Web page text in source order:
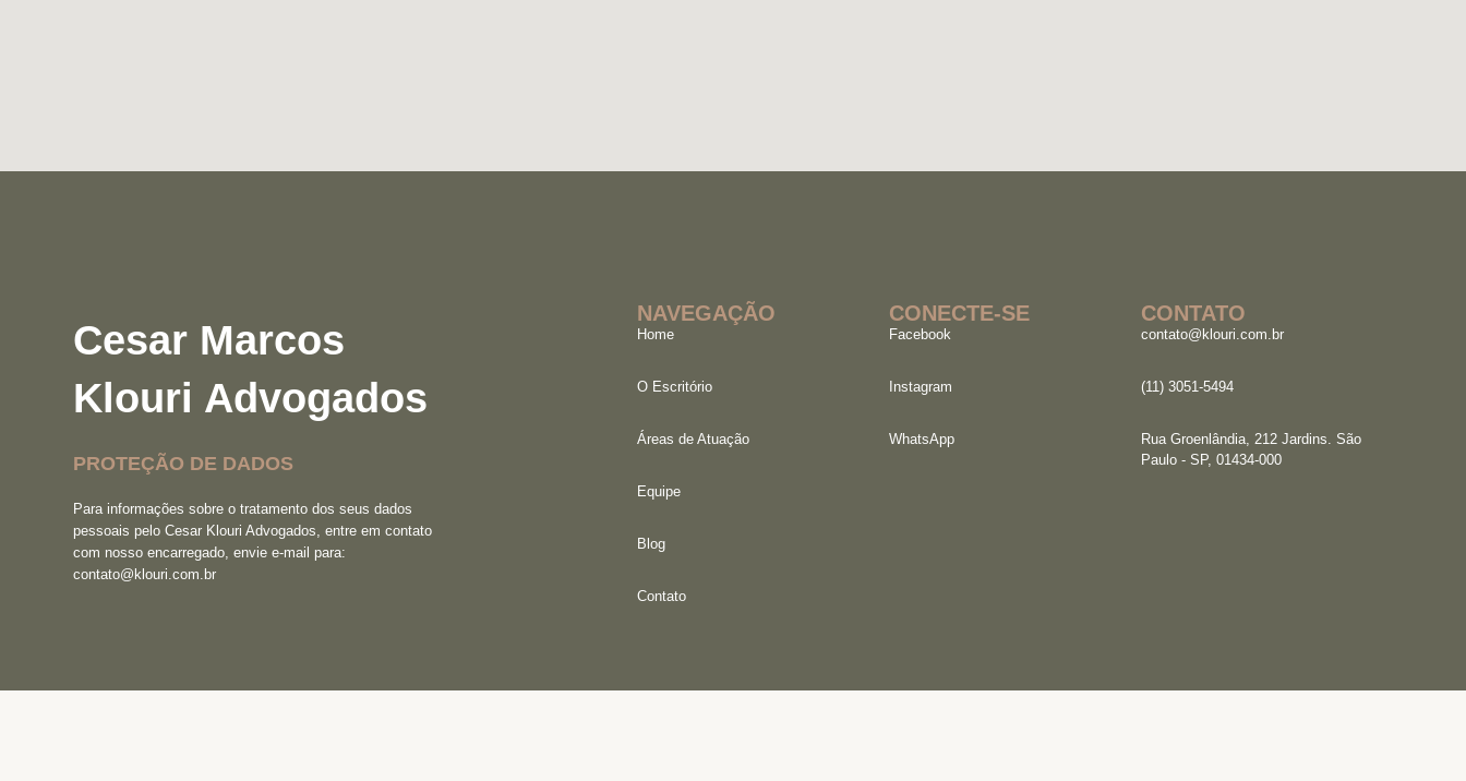
Cesar Marcos
Klouri Advogados
PROTEÇÃO DE DADOS
Para informações sobre o tratamento dos seus dados
pessoais pelo Cesar Klouri Advogados, entre em contato
com nosso encarregado, envie e-mail para:
contato@klouri.com.br
NAVEGAÇÃO
Home
O Escritório
Áreas de Atuação
Equipe
Blog
Contato
CONECTE-SE
Facebook
Instagram
WhatsApp
CONTATO
contato@klouri.com.br
(11) 3051-5494
Rua Groenlândia, 212 Jardins. São
Paulo - SP, 01434-000